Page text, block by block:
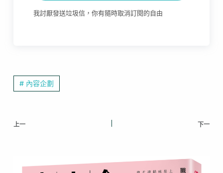
我討厭發送垃圾信，你有隨時取消訂閱的自由
# 內容企劃
上一 下一